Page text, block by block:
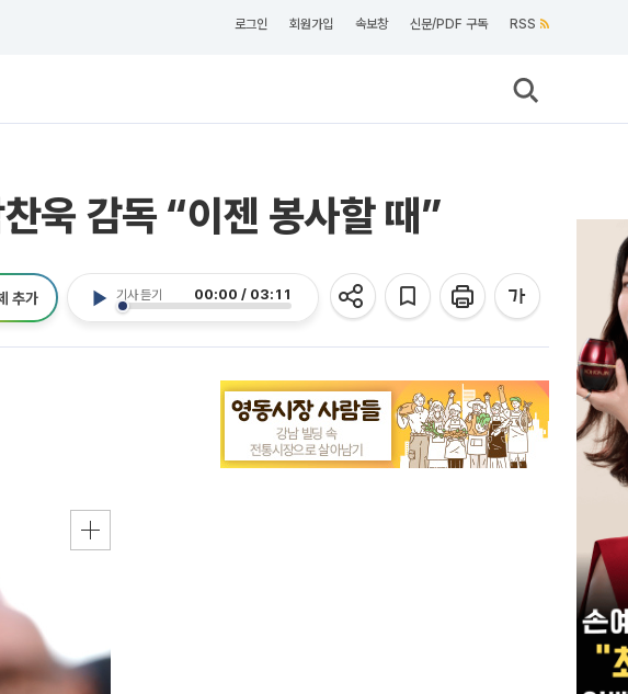
로그인 회원가입 속보창 신문/PDF 구독 RSS
욱 감독 “이젠 봉사할 때”
기사 듣기 00:00 / 03:11
추가